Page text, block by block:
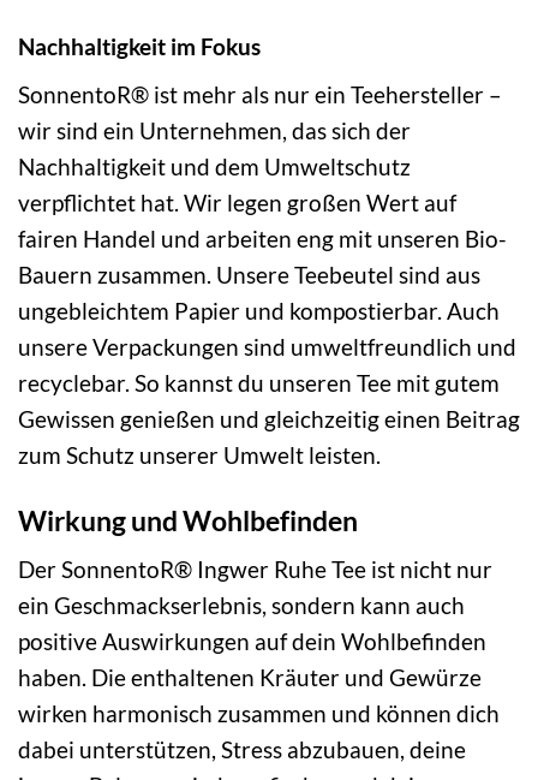
Nachhaltigkeit im Fokus
SonnentoR® ist mehr als nur ein Teehersteller –
wir sind ein Unternehmen, das sich der
Nachhaltigkeit und dem Umweltschutz
verpflichtet hat. Wir legen großen Wert auf
fairen Handel und arbeiten eng mit unseren Bio-
Bauern zusammen. Unsere Teebeutel sind aus
ungebleichtem Papier und kompostierbar. Auch
unsere Verpackungen sind umweltfreundlich und
recyclebar. So kannst du unseren Tee mit gutem
Gewissen genießen und gleichzeitig einen Beitrag
zum Schutz unserer Umwelt leisten.
Wirkung und Wohlbefinden
Der SonnentoR® Ingwer Ruhe Tee ist nicht nur
ein Geschmackserlebnis, sondern kann auch
positive Auswirkungen auf dein Wohlbefinden
haben. Die enthaltenen Kräuter und Gewürze
wirken harmonisch zusammen und können dich
dabei unterstützen, Stress abzubauen, deine